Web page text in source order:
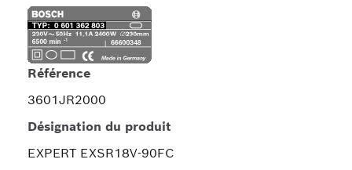
Référence
3601JR2000
Désignation du produit
EXPERT EXSR18V-90FC